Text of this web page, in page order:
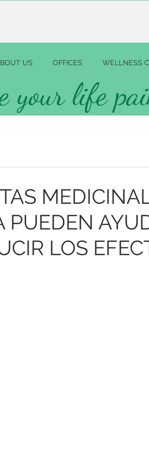
US OFFICES WELLNESS
your life
PUEDEN
LOS